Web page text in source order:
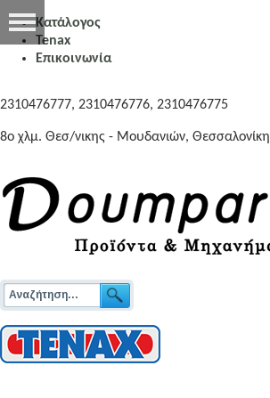
Κατάλογος
Tenax
Επικοινωνία
2310476777, 2310476776, 2310476775
8o χλμ. Θεσ/νικης - Μουδανιών, Θεσσαλονίκη